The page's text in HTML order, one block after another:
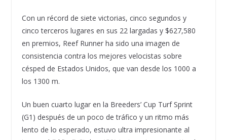
Con un récord de siete victorias, cinco segundos y
cinco terceros lugares en sus 22 largadas y $627,580
en premios, Reef Runner ha sido una imagen de
consistencia contra los mejores velocistas sobre
césped de Estados Unidos, que van desde los 1000 a
los 1300 m.
Un buen cuarto lugar en la Breeders’ Cup Turf Sprint
(G1) después de un poco de tráfico y un ritmo más
lento de lo esperado, estuvo ultra impresionante al